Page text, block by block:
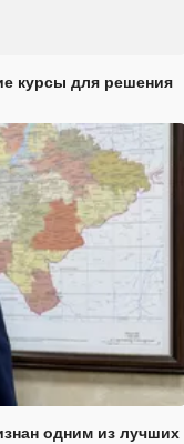
курсы для решения
одним из лучших